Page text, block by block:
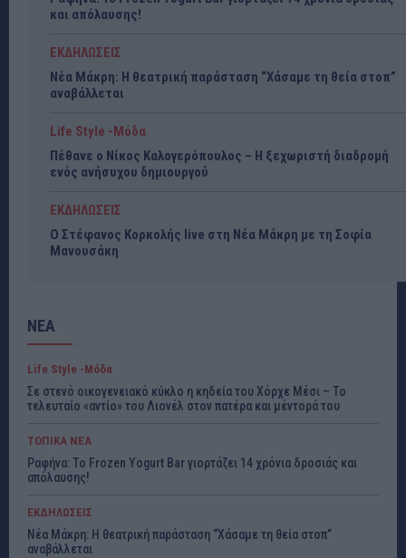
και απόλαυσης!
ΕΚΔΗΛΩΣΕΙΣ
Νέα Μάκρη: Η θεατρική παράσταση “Χάσαμε τη θεία στοπ”
αναβάλλεται
Life Style -Μόδα
Πέθανε ο Νίκος Καλογερόπουλος – Η ξεχωριστή διαδρομή
ενός ανήσυχου δημιουργού
ΕΚΔΗΛΩΣΕΙΣ
Ο Στέφανος Κορκολής live στη Νέα Μάκρη με τη Σοφία
Μανουσάκη
ΝΕΑ
Life Style -Μόδα
Σε στενό οικογενειακό κύκλο η κηδεία του Χόρχε Μέσι – Το
τελευταίο «αντίο» του Λιονέλ στον πατέρα και μέντορά του
ΤΟΠΙΚΑ ΝΕΑ
Ραφήνα: Το Frozen Yogurt Bar γιορτάζει 14 χρόνια δροσιάς και
απόλαυσης!
ΕΚΔΗΛΩΣΕΙΣ
Νέα Μάκρη: Η θεατρική παράσταση “Χάσαμε τη θεία στοπ”
αναβάλλεται